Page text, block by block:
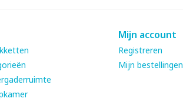
Mijn account
Registreren
Mijn bestellingen